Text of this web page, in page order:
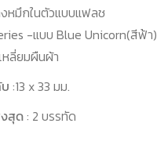
งหมึกในตัวแบบแฟลช
-แบบ Blue Unicorn(สีฟ้า)
ลี่ยมผืนผ้า
:13 x 33 มม.
สุด: 2 บรรทัด